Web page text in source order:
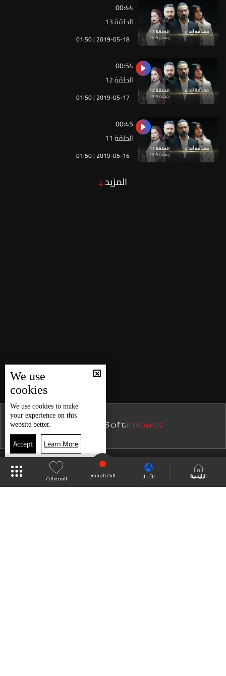
الرئيسية الأخبار البث المباشر التفضيلات
01:50 | 2019-05-18
الحلقة 13
00:44
01:50 | 2019-05-17
الحلقة 12
00:54
01:50 | 2019-05-16
الحلقة 11
00:45
المزيد
We use
cookies
We use cookies to make
your experience on this
website better.
Accept
Learn More
موقع البرامج
جدول البرامج البث المباشر